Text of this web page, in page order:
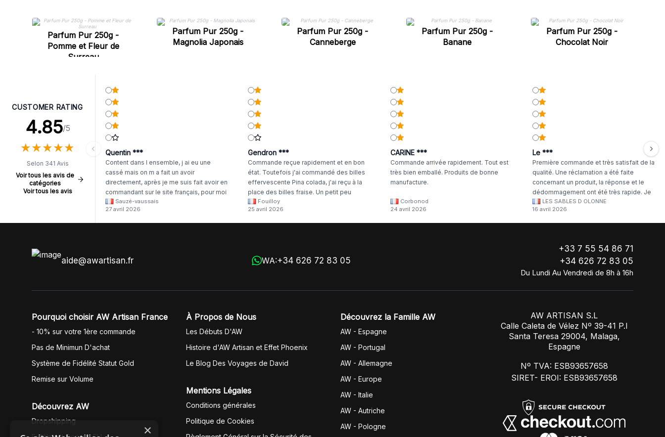
Parfum Pur 250g -
Pomme et Fleur de
Surreau
Parfum Pur 250g -
Magnolia Japonais
Parfum Pur 250g -
Canneberge
Parfum Pur 250g -
Banane
Parfum Pur 250g -
Chocolat Noir
CUSTOMER RATING
4.85/5
★★★★★
★★★★★
Selon 341 Avis
Voir tous les avis de
catégories
Voir tous les avis
Quentin ***
Content dans l ensemble, j ai eu une
cassé mais on m a fait un avoir
directement, après je me suis fait avoir en
commandant sur le site français, pour moi
il était évident que les produits était de la
même langue mais raté tout est en
anglais.
Sauzé-vaussais
27 avril 2026
Gendron ***
Commande reçue rapidement et en bon
état. Toutefois j'ai commandé des billes
effervescente Pina colada, j'ai reçu à la
place des billes fraise. Un petit peu
dommage
Fouilloy
25 avril 2026
CARINE ***
Commande arrivée rapidement. Tout est
très bien emballé. Produits de bonne
manufacture.
Corbonod
24 avril 2026
Le ***
Première commande et très satisfait de la
qualité. Une réclamation a été faite
concernant un produit, la réponse et le
dédommagement ont été très rapide. Je
continuerai à commander chez WA Artisan
!
LES SABLES D OLONNE
16 avril 2026
aide@awartisan.fr WA:+34 626 72 83 05
+33 7 55 54 86 71
+34 626 72 83 05
Du Lundi Au Vendredi de 8h à 16h
Pourquoi choisir AW Artisan France
- 10% sur votre 1ère commande
Pas de Minimun D'achat
Système de Fidélité Statut Gold
Remise sur Volume
Découvrez AW
Dropshipping
À Propos de Nous
Les Débuts D'AW
Histoire d'AW Artisan et Effet Phoenix
Le Blog Des Voyages de David
Mentions Légales
Conditions générales
Politique de Cookies
Découvrez la Famille AW
AW - Espagne
AW - Portugal
AW - Allemagne
AW - Europe
AW - Italie
AW - Autriche
AW - Pologne
AW ARTISAN S.L
Calle Caleta de Vélez Nº 39-41 P.I
Santa Teresa 29004, Malaga,
Espagne
Nº TVA: ESB93657658
SIRET- EROI: ESB93657658
×